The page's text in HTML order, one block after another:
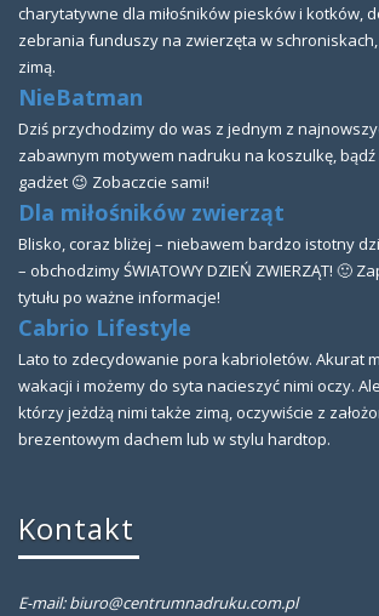
charytatywne dla miłośników piesków i kotków,
zebrania funduszy na zwierzęta w
zimą.
NieBatman
Dziś przychodzimy do was z jednym z
zabawnym motywem nadruku na koszulkę,
gadżet 😉 Zobaczcie sami!
Dla miłośników zwierząt
Blisko, coraz bliżej – niebawem bardzo istotny
– obchodzimy ŚWIATOWY DZIEŃ ZWIERZĄT! 🙂
tytułu po ważne informacje!
Cabrio Lifestyle
Lato to zdecydowanie pora kabrioletów. Akurat
wakacji i możemy do syta nacieszyć nimi oczy.
którzy jeżdżą nimi także zimą, oczywiście z
brezentowym dachem lub w stylu hardtop.
Kontakt
E-mail: biuro@centrumnadruku.com.pl